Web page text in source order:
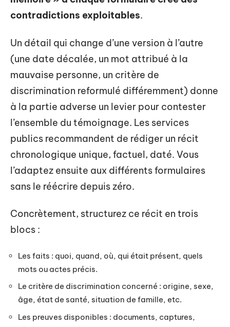
contradictions exploitables.
Un détail qui change d’une version à l’autre
(une date décalée, un mot attribué à la
mauvaise personne, un critère de
discrimination reformulé différemment) donne
à la partie adverse un levier pour contester
l’ensemble du témoignage. Les services
publics recommandent de rédiger un récit
chronologique unique, factuel, daté. Vous
l’adaptez ensuite aux différents formulaires
sans le réécrire depuis zéro.
Concrètement, structurez ce récit en trois
blocs :
Les faits : quoi, quand, où, qui était présent, quels
mots ou actes précis.
Le critère de discrimination concerné : origine, sexe,
âge, état de santé, situation de famille, etc.
Les preuves disponibles : documents, captures,